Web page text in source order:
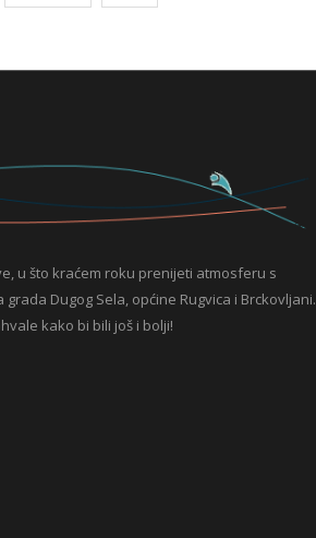
u što kraćem roku prenijeti atmosferu s
Dugog Sela, općine Rugvica i Brckovljani.
kako bi bili još i bolji!